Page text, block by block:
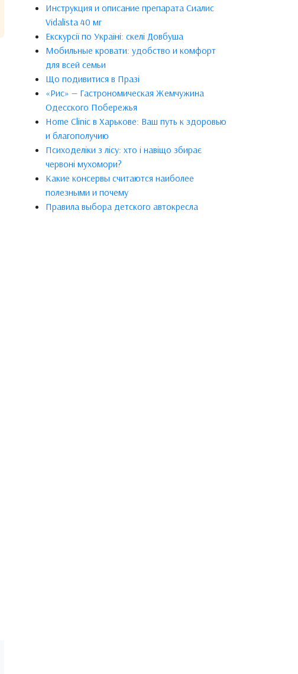
Инструкция и описание препарата Сиалис
Vidalista 40 мг
Екскурсії по Україні: скелі Довбуша
Мобильные кровати: удобство и комфорт
для всей семьи
Що подивитися в Празі
«Рис» — Гастрономическая Жемчужина
Одесского Побережья
Home Clinic в Харькове: Ваш путь к здоровью
и благополучию
Психоделіки з лісу: хто і навіщо збирає
червоні мухомори?
Какие консервы считаются наиболее
полезными и почему
Правила выбора детского автокресла